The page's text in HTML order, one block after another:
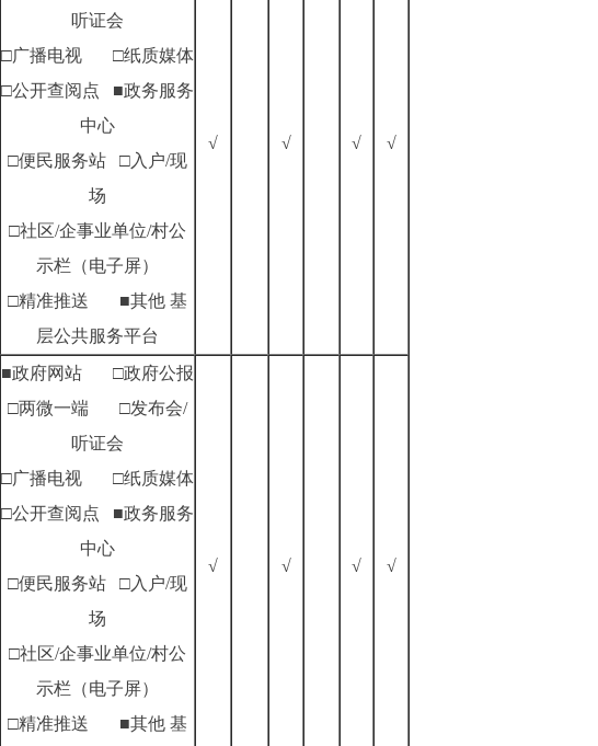
听证会
□广播电视
□纸质媒体
□公开查阅点
■政务服务
中心
□便民服务站
□入户/现
场
□社区/企事业单位/村公
示栏（电子屏）
□精准推送
■其他 基
层公共服务平台
√ √ √ √
■政府网站
□政府公报
□两微一端
□发布会/
听证会
□广播电视
□纸质媒体
□公开查阅点
■政务服务
中心
□便民服务站
□入户/现
场
□社区/企事业单位/村公
示栏（电子屏）
□精准推送
■其他 基
√ √ √ √